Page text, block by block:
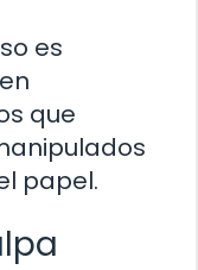
es
que
papel.